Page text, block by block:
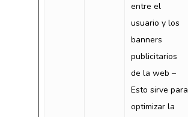
entre el
usuario y los
banners
publicitarios
de la web –
Esto sirve para
optimizar la